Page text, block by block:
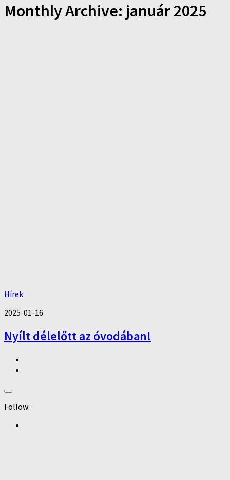
Monthly Archive: január 2025
Hírek
2025-01-16
Nyílt délelőtt az óvodában!
Follow: